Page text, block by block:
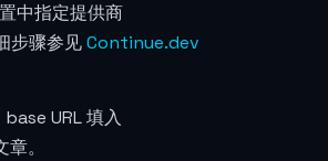
中指定提供商
步骤参见Continue.dev
URL 填入
章。